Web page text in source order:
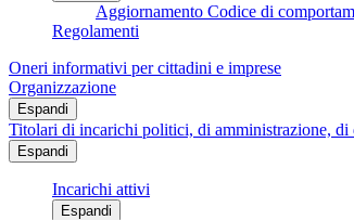
Aggiornamento Codice di
Regolamenti
Oneri informativi per cittadini e imprese
Organizzazione
Espandi
Titolari di incarichi politici, di amministrazione, di
Espandi
Incarichi attivi
Espandi